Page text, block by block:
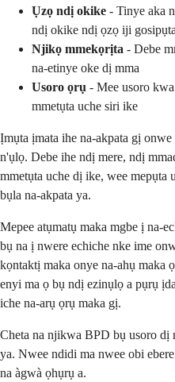
Ụzọ ndị okike - Tinye aka
ndị okike ndị ọzọ iji
Njikọ mmekọrịta - Debe
na-etinye oke dị mma
Usoro ọrụ - Mee usoro
mmetụta uche siri ike
Ịmụta ịmata ihe na-akpata gị
n'ụlọ. Debe ihe ndị mere, ndị
mmetụta uche dị ike, wee
bụla na-akpata ya.
Mepee atụmatụ maka mgbe ị na-
bụ na ị nwere echiche nke ime
kọntaktị maka onye na-ahụ maka
enyi ma ọ bụ ndị ezinụlọ a pụrụ
iche na-arụ ọrụ maka gị.
Cheta na njikwa BPD bụ usoro dị
ya. Nwee ndidi ma nwee obi
na àgwà ọhụrụ a.